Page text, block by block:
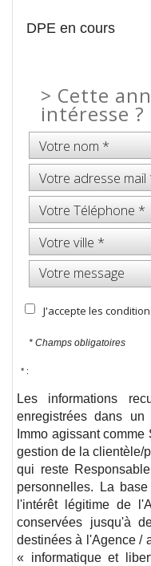
DPE en cours
> Cette
intéresse ?
J'accepte les
* Champs obligatoires
* :
Les informations
enregistrées dans
Immo agissant comme
gestion de la clientèle/
qui reste
personnelles. La
l'intérêt légitime de
conservées jusqu'à
destinées à l'Agence /
« informatique et